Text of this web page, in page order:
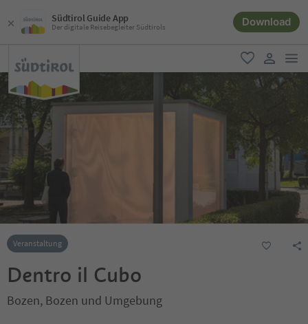
Südtirol Guide App
Der digitale Reisebegleiter Südtirols Download
favorit
user link
Veranstaltung
Dentro il Cubo
Bozen, Bozen und Umgebung